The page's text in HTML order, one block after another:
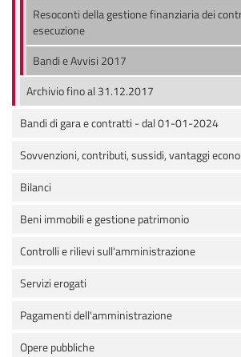
Resoconti della gestione finanziaria dei
esecuzione
Bandi e Avvisi 2017
Archivio fino al 31.12.2017
Bandi di gara e contratti - dal 01-01-2024
Sovvenzioni, contributi, sussidi, vantaggi
Bilanci
Beni immobili e gestione patrimonio
Controlli e rilievi sull'amministrazione
Servizi erogati
Pagamenti dell'amministrazione
Opere pubbliche